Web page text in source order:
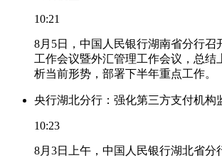
10:21
8月5日，中国人民银行湖南省分行召
工作会议暨外汇管理工作会议，总结
析当前形势，部署下半年重点工作。
央行湖北分行：强化第三方支付机构
10:23
8月3日上午，中国人民银行湖北省分